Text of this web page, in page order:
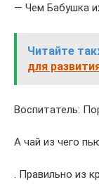
— Чем Бабушка
Читайте
для
Воспитатель:
А чай из чего
. Правильно из